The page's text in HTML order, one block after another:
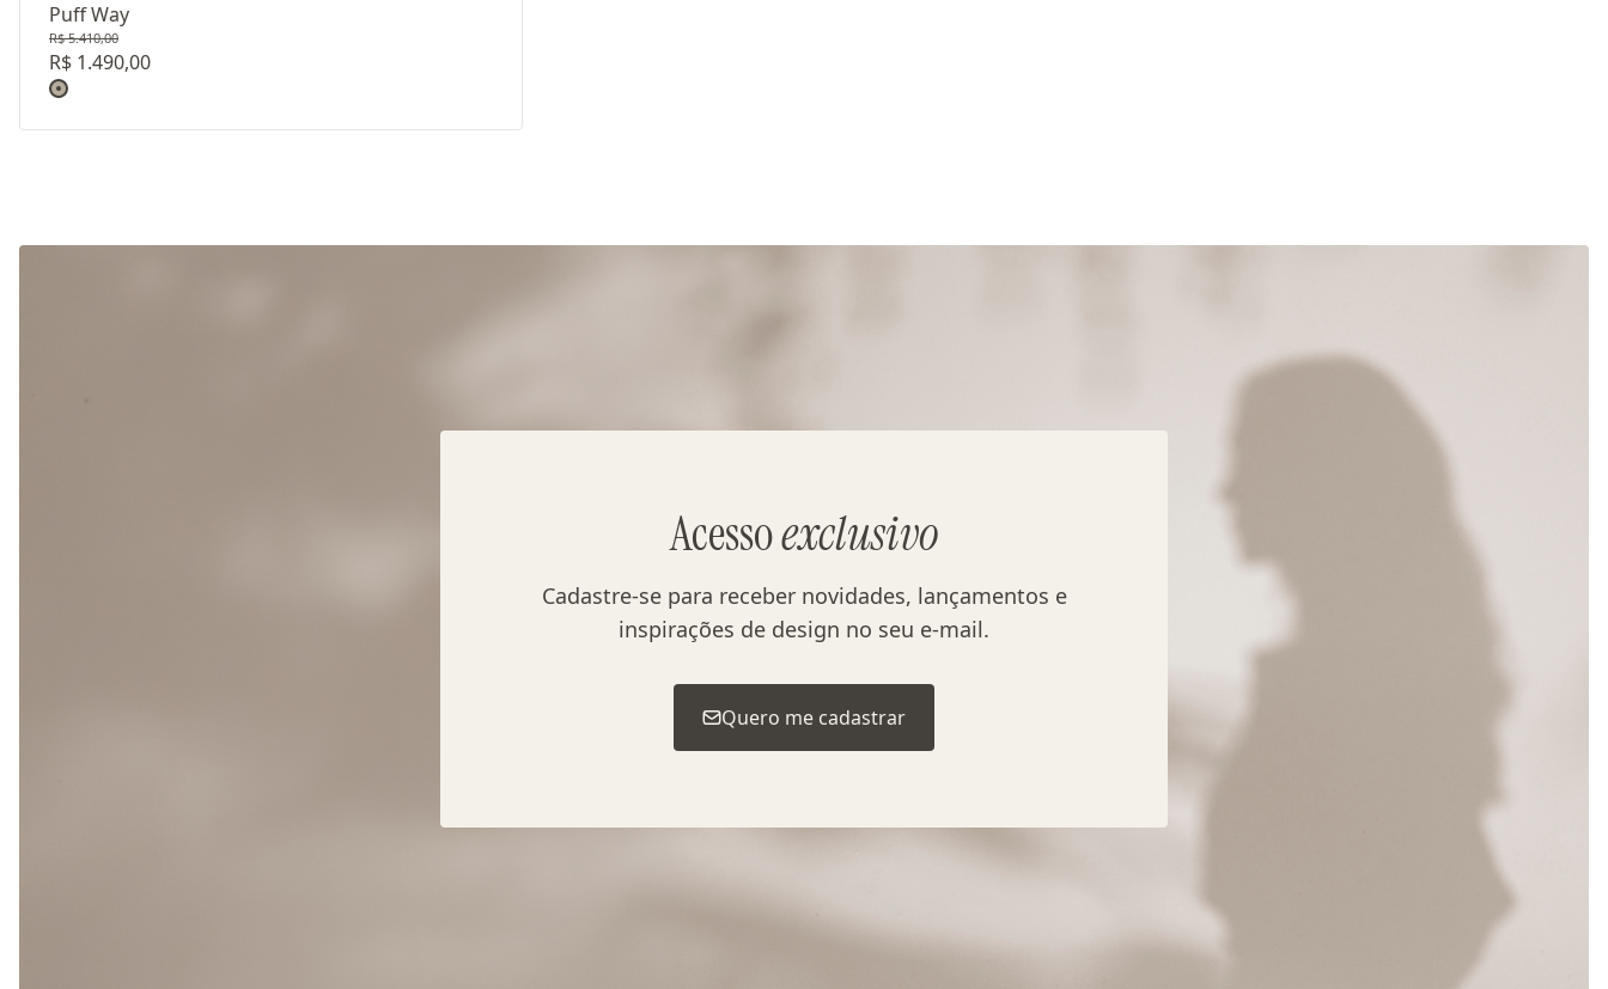
Puff Way
R$ 5.410,00
R$ 1.490,00
Revestimento: TECIDO LINHO LISO E22086 - COR DA LINHA DA COSTURA PLATINA (1533)
Acessoexclusivo
Cadastre-se para receber novidades, lançamentos e
inspirações de design no seu e-mail.
Quero me cadastrar